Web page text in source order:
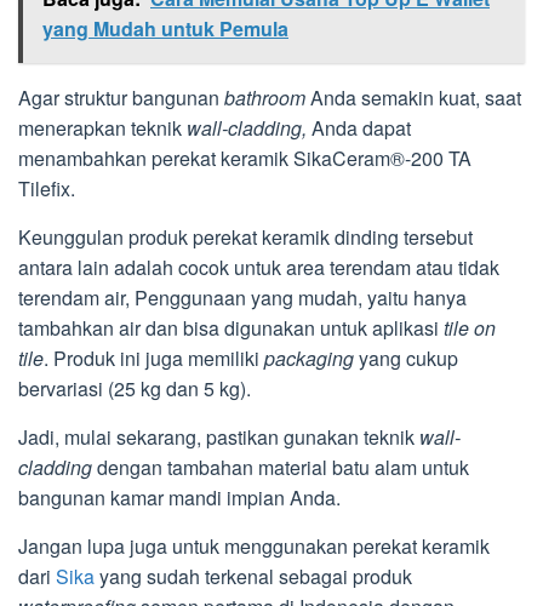
yang Mudah untuk Pemula
Agar struktur bangunan bathroomAnda semakin kuat, saat
menerapkan teknik wall-cladding, Anda dapat
menambahkan perekat keramik SikaCeram®-200 TA
Tilefix.
Keunggulan produk perekat keramik dinding tersebut
antara lain adalah cocok untuk area terendam atau tidak
terendam air, Penggunaan yang mudah, yaitu hanya
tambahkan air dan bisa digunakan untuk aplikasi tile on
tile. Produk ini juga memiliki packagingyang cukup
bervariasi (25 kg dan 5 kg).
Jadi, mulai sekarang, pastikan gunakan teknik wall-
claddingdengan tambahan material batu alam untuk
bangunan kamar mandi impian Anda.
Jangan lupa juga untuk menggunakan perekat keramik
dari Sikayang sudah terkenal sebagai produk